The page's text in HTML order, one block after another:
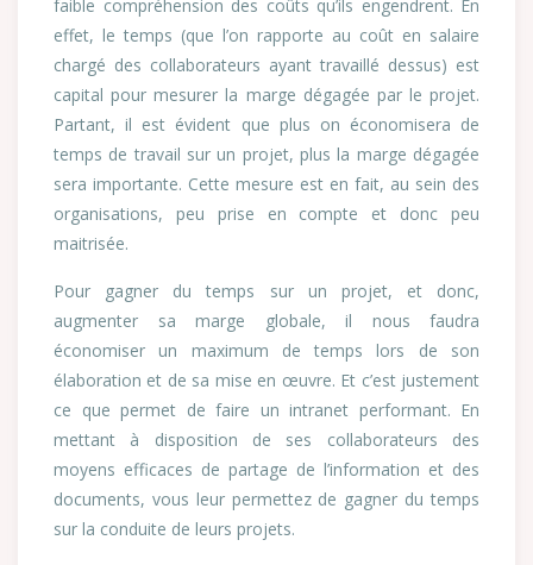
faible compréhension des coûts qu’ils engendrent. En
effet, le temps (que l’on rapporte au coût en salaire
chargé des collaborateurs ayant travaillé dessus) est
capital pour mesurer la marge dégagée par le projet.
Partant, il est évident que plus on économisera de
temps de travail sur un projet, plus la marge dégagée
sera importante. Cette mesure est en fait, au sein des
organisations, peu prise en compte et donc peu
maitrisée.
Pour gagner du temps sur un projet, et donc,
augmenter sa marge globale, il nous faudra
économiser un maximum de temps lors de son
élaboration et de sa mise en œuvre. Et c’est justement
ce que permet de faire un intranet performant. En
mettant à disposition de ses collaborateurs des
moyens efficaces de partage de l’information et des
documents, vous leur permettez de gagner du temps
sur la conduite de leurs projets.